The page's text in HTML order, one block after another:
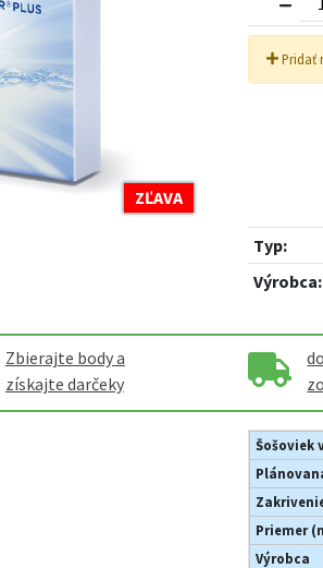
ZĽAVA
Pridať
Typ:
Výrobca:
Zbierajte body a
získajte darčeky
Šošoviek
Priemer
Výrobca